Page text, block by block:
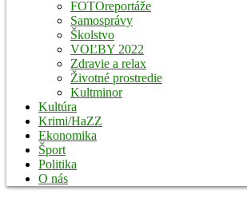
FOTOreportáže
Samosprávy
Školstvo
VOĽBY 2022
Zdravie a relax
Životné prostredie
Kultminor
Kultúra
Krimi/HaZZ
Ekonomika
Šport
Politika
O nás